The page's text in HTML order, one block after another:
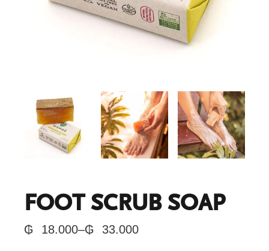
FOOT SCRUB SOAP
₲ 18.000–₲ 33.000
PRICE